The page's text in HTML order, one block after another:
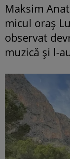
Maksim
micul oraș
observat
muzică și l-